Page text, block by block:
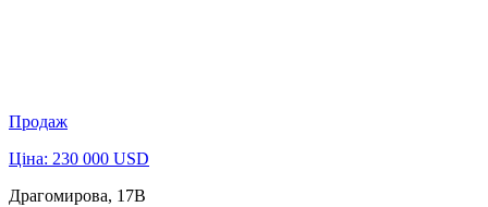
Продаж
Ціна: 230 000 USD
Драгомирова, 17В